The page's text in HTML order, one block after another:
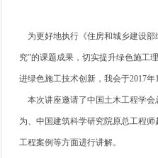
为更好地执行《住房和城乡建设部
究”的课题成果，切实提升绿色施工
进绿色施工技术创新，我会于2017
本次讲座邀请了中国土木工程学会
为、中国建筑科学研究院原总工程
工程案例等方面进行讲解。